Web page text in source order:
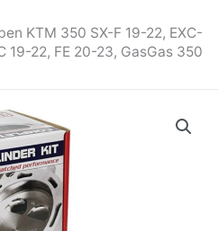
KTM 350 SX-F 19-22, EXC-
19-22, FE 20-23, GasGas 350
Aktueller